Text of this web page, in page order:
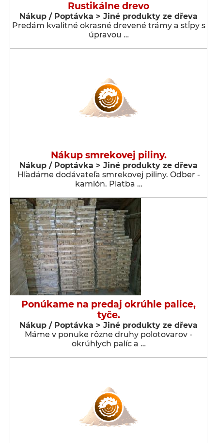
Rustikálne drevo
Nákup / Poptávka > Jiné produkty ze dřeva
Predám kvalitné okrasné drevené trámy a stĺpy s
úpravou …
Nákup smrekovej piliny.
Nákup / Poptávka > Jiné produkty ze dřeva
Hľadáme dodávateľa smrekovej piliny. Odber -
kamión. Platba …
Ponúkame na predaj okrúhle palice,
tyče.
Nákup / Poptávka > Jiné produkty ze dřeva
Máme v ponuke rôzne druhy polotovarov -
okrúhlych palíc a …